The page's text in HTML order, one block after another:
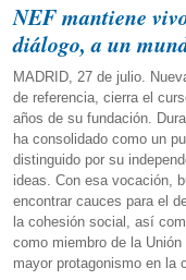
NEF mantiene
diálogo, a un
MADRID, 27 de julio.
de referencia, cierra el
años de su fundación.
ha consolidado como un
distinguido por su
ideas. Con esa vocación,
encontrar cauces para el
la cohesión social, así
como miembro de la
mayor protagonismo en la